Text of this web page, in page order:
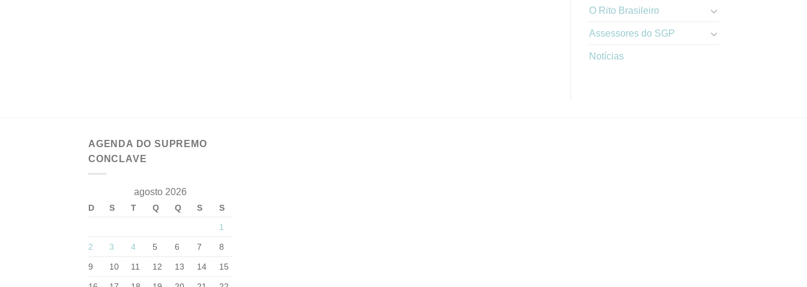
O Rito Brasileiro
Assessores do SGP
Notícias
AGENDA DO SUPREMO
CONCLAVE
agosto 2026
D S T Q Q S
S
1
2 3 4 5 6 7 8
9 10 11 12 13 14 15